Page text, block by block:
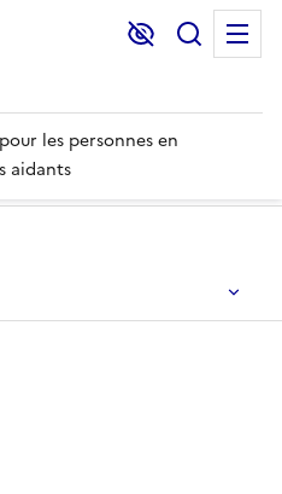
Lecture et
les personnes en
aidants
permettant de naviguer